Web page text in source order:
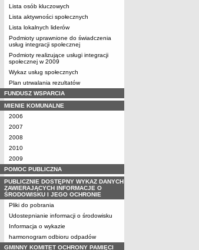
Lista osób kluczowych
Lista aktywności społecznych
Lista lokalnych liderów
Podmioty uprawnione do świadczenia
usług integracji społecznej
Podmioty realizujące usługi integracji
społecznej w 2009
Wykaz usług społecznych
Plan utrwalania rezultatów
FUNDUSZ WSPARCIA
MIENIE KOMUNALNE
2006
2007
2008
2010
2009
POMOC PUBLICZNA
PUBLICZNIE DOSTĘPNY WYKAZ DANYCH
ZAWIERAJĄCYCH INFORMACJE O
ŚRODOWISKU I JEGO OCHRONIE
Pliki do pobrania
Udostepnianie informacji o środowisku
Informacja o wykazie
harmonogram odbioru odpadów
GMINNY KOMITET OCHRONY PAMIĘCI